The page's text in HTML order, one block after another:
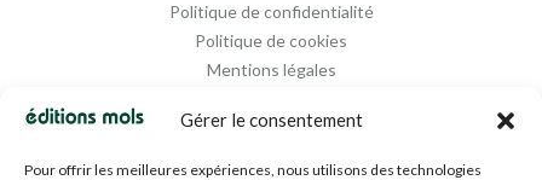
Gérer le consentement
Pour offrir les meilleures expériences, nous utilisons des technologies
Politique de confidentialité
Politique de cookies
Mentions légales